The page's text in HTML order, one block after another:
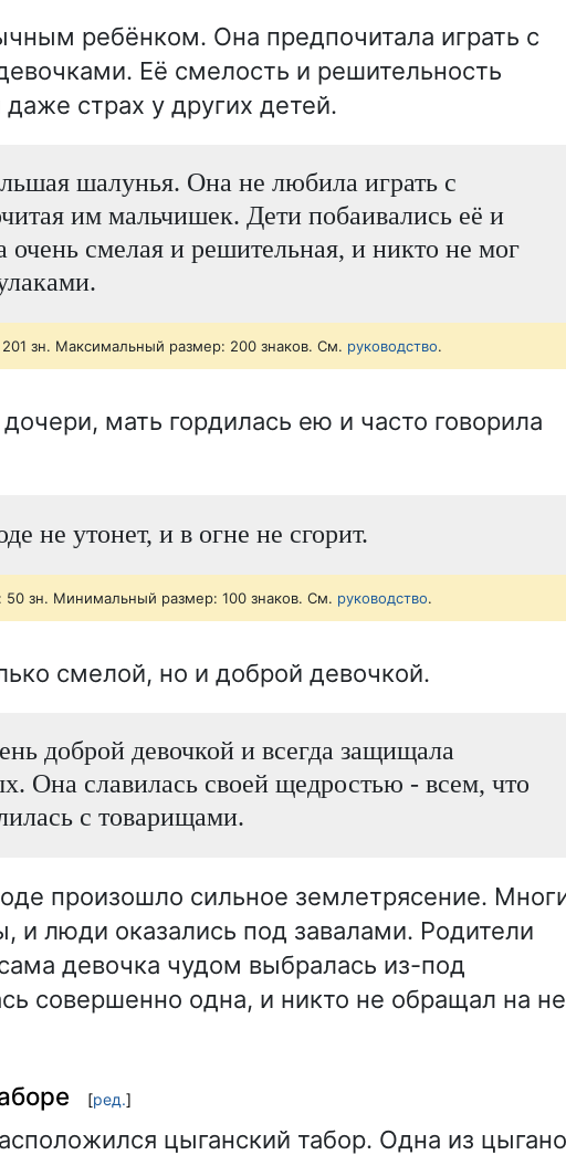
ребёнком. Она предпочитала играть с
Её смелость и решительность
страх у других детей.
шалунья. Она не любила играть с
им мальчишек. Дети побаивались её и
смелая и решительная, и никто не мог
зн. Максимальный размер: 200 знаков. См. руководство.
мать гордилась ею и часто говорила
не утонет, и в огне не сгорит.
50 зн. Минимальный размер: 100 знаков. См. руководство.
смелой, но и доброй девочкой.
доброй девочкой и всегда защищала
Она славилась своей щедростью - всем, что
с товарищами.
произошло сильное землетрясение.
и люди оказались под завалами. Родители
девочка чудом выбралась из-под
совершенно одна, и никто не обращал на
[ред.]
цыганский табор. Одна из